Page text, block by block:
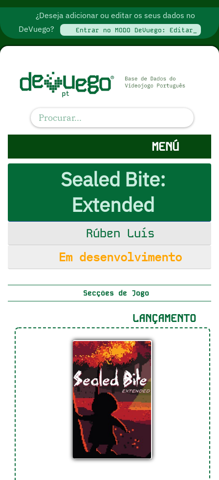
¿Deseja adicionar ou editar os seus dados no
DeVuego?
Entrar no MODO DeVuego: Editar_
MENÚ
Sealed Bite:
Extended
Rúben Luís
Em desenvolvimento
Secções de Jogo
LANÇAMENTO